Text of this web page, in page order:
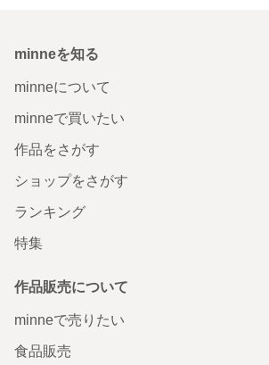
minneを知る
minneについて
minneで買いたい
作品をさがす
ショップをさがす
ランキング
特集
作品販売について
minneで売りたい
食品販売